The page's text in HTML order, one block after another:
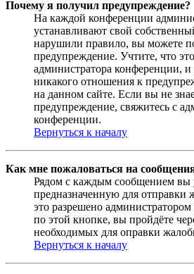
Почему я получил предупреждение?
На каждой конференции
устанавливают свой
нарушили правило, вы можете
предупреждение. Учтите, что
администратора конференции,
никакого отношения к
на данном сайте. Если вы не
предупреждение, свяжитесь с
конференции.
Вернуться к началу
Как мне пожаловаться на
Рядом с каждым сообщением вы
предназначенную для отправки
это разрешено
по этой кнопке, вы пройдёте
необходимых для оправки
Вернуться к началу